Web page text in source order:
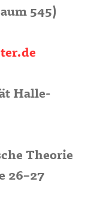
545)
Halle-
Theorie
26–27